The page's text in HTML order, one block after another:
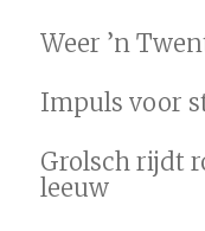
Weer ’n
Impuls voor
Grolsch rijdt
leeuw